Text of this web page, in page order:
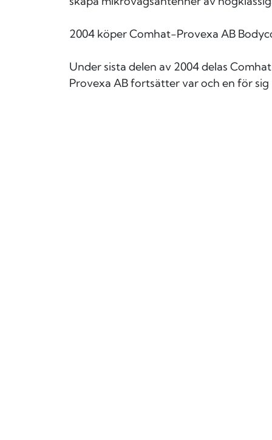
2004 köper Comhat-Provexa AB
Under sista delen av 2004 delas
Provexa AB fortsätter var och en för sig